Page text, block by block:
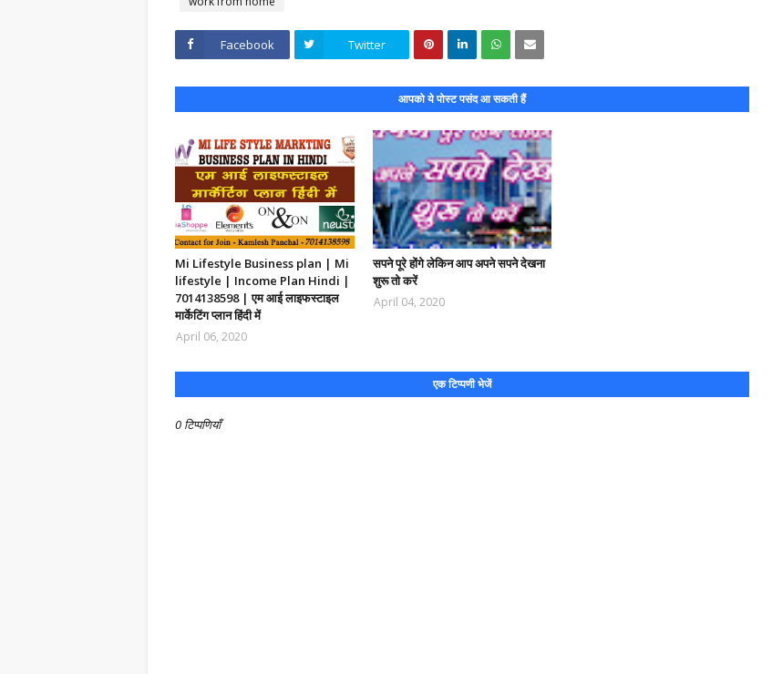
Facebook Twitter
आपको ये पोस्ट पसंद आ सकती हैं
Mi Lifestyle Business plan | Mi
lifestyle | Income Plan Hindi |
7014138598 | एम आई लाइफस्टाइल
मार्केटिंग प्लान हिंदी में
April 06, 2020
सपने पूरे होंगे लेकिन आप अपने सपने देखना
शुरू तो करें
April 04, 2020
एक टिप्पणी भेजें
0 टिप्पणियाँ